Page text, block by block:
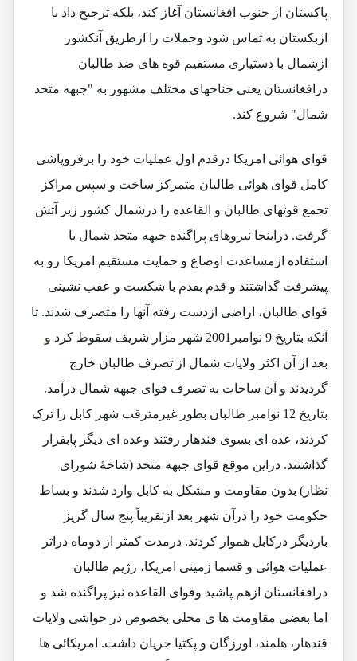
پاکستان از جنوب افغانستان آغاز کند، بلکه ترجیح داد با
ازبکستان به تماس شود وحملات را ازطریق آنکشور
ازشمال با دستیاری مستقیم قوه های ضد طالبان
درافغانستان یعنی جناحهای مختلف مشهور به "جبهه متحد
شمال" شروع کند.
قوای هوائی امریکا درقدم اول عملیات خود را برفروپاشی
کامل قوای هوائی طالبان متمرکز ساخت و سپس مراکز
تجمع قوتهای طالبان و القاعده را درشمال کشور زیر آتش
گرفت. دراینجا نیروهای پراگنده جبهه متحد شمال با
استفاده ازمساعدت اوضاع و حمایت مستقیم امریکا رو به
پیشرفت گذاشتند و قدم بقدم با شکست و عقب نشینی
قوای طالبان، اراضی ازدست رفته آنها را متصرف شدند. تا
آنکه بتاریخ 9 نوامبر2001 شهر مزار شریف سقوط کرد و
بعد از آن اکثر ولایات شمال از تصرف طالبان خارج
گردیدند و آن ساحات به تصرف قوای جبهه شمال درآمد.
بتاریخ 12 نوامبر طالبان بطور غیرمترقب شهر کابل را ترک
کردند، عده ای بسوی قندهار رفتند وعده ای دیگر پابفرار
گذاشتند. دراین موقع قوای جبهه متحد (شاخۀ شورای
نظار) بدون مقاومت و مشکل به کابل وارد شدند و بساط
حکومت خود را درآن شهر بعد ازتقریباً پنج سال گریز
باردیگر درکابل هموار کردند. درمدت کمتر از دوماه دراثر
عملیات هوائی و قسما زمینی امریکا، رژیم طالبان
درافغانستان ازهم پاشید وقوای القاعده نیز پراگنده شد و
اما بعضی مقاومت ها ی محلی بخصوص در حواشی ولایات
قندهار، هلمند، اورزگان و پکتیا جریان داشت. امریکائی ها